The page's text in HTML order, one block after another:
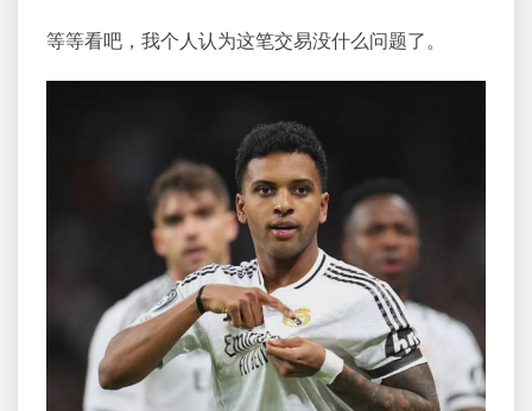
等等看吧，我个人认为这笔交易没什么问题了。